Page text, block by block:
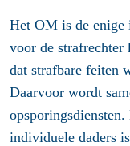
Het OM is de enige
voor de
dat strafbare feiten
Daarvoor wordt
individuele daders